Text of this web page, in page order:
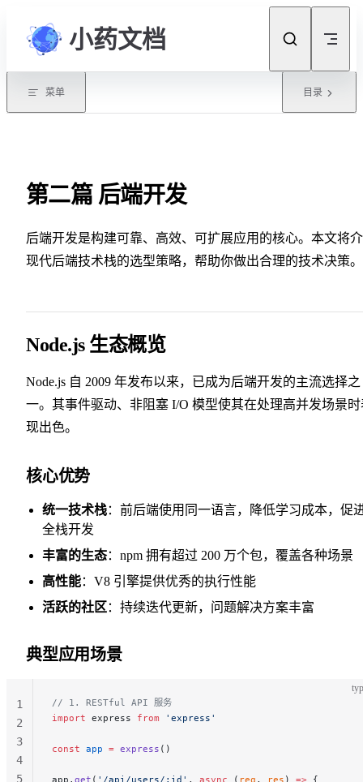
Skip to content
小药文档
菜单 目录
第二篇 后端开发
后端开发是构建可靠、高效、可扩展应用的核心。本文将
现代后端技术栈的选型策略，帮助你做出合理的技术决策。
Node.js 生态概览
Node.js 自 2009 年发布以来，已成为后端开发的主流选择之
一。其事件驱动、非阻塞 I/O 模型使其在处理高并发场景时
现出色。
核心优势
统一技术栈：前后端使用同一语言，降低学习成本，促
全栈开发
丰富的生态：npm 拥有超过 200 万个包，覆盖各种场景
高性能：V8 引擎提供优秀的执行性能
活跃的社区 ：持续迭代更新，问题解决方案丰富
典型应用场景
// 1. RESTful API 服务
import express from 'express'
const app = express ()
app. get ( '/api/users/:id' , async ( req , res ) => {
1
2
3
4
5